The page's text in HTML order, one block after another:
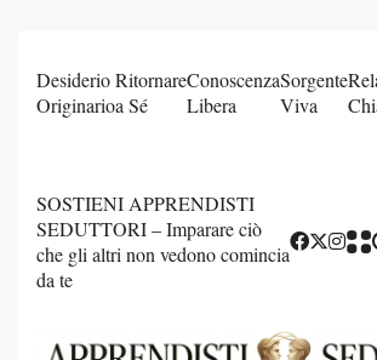
Desiderio
Originario
Ritornare
a Sé
Conoscenza
Libera
Sorgente
Viva
SOSTIENI APPRENDISTI
SEDUTTORI – Imparare ciò
che gli altri non vedono comincia
da te